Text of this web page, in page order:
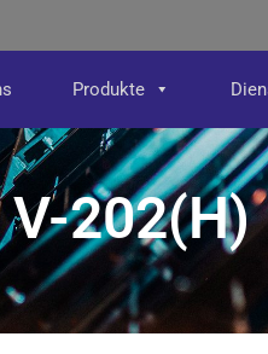
Produkte
202(H)